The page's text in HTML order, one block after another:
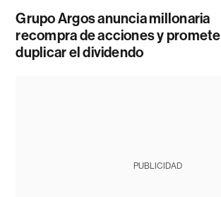
Grupo Argos anuncia millonaria
recompra de acciones y promete
duplicar el dividendo
PUBLICIDAD